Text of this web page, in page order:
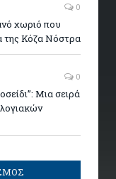
0
χωριό που
της Κόζα Νόστρα
0
Μια σειρά